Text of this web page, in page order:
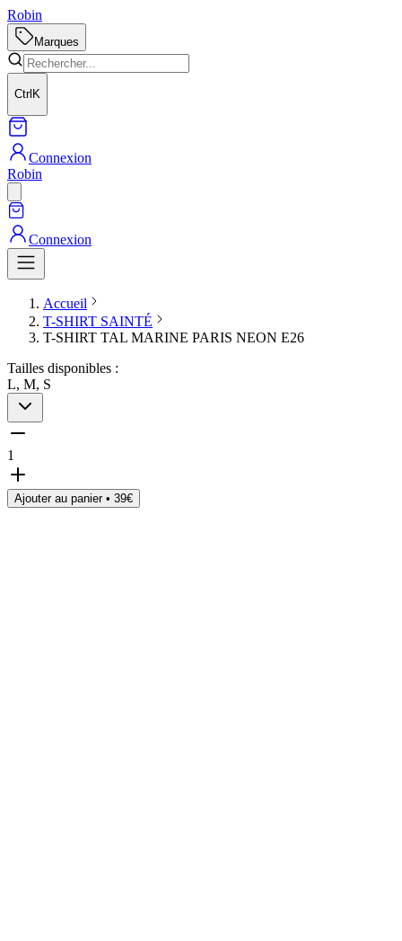
Robin
Marques
Ctrl K
Connexion
Robin
Connexion
Accueil
T-SHIRT SAINTÉ
T-SHIRT TAL MARINE PARIS NEON E26
Tailles disponibles :
L, M, S
1
Ajouter au panier • 39€